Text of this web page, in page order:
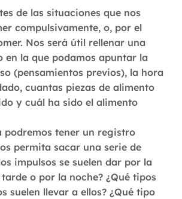
de las situaciones que nos
compulsivamente, o, por el
Nos será útil rellenar una
en la que podamos apuntar la
(pensamientos previos), la hora
cuantas piezas de alimento
y cuál ha sido el alimento
podremos tener un registro
permita sacar una serie de
impulsos se suelen dar por la
o por la noche? ¿Qué tipos
suelen llevar a ellos? ¿Qué tipo